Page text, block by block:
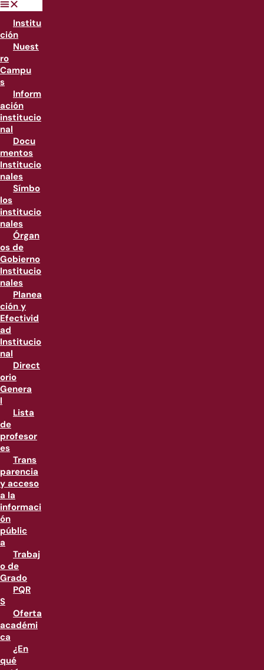
Institu
ción
Nuest
ro
Campu
s
Inform
ación
institucio
nal
Docu
mentos
Institucio
nales
Símbo
los
institucio
nales
Órgan
os de
Gobierno
Institucio
nales
Planea
ción y
Efectivid
ad
Institucio
nal
Direct
orio
Genera
l
Lista
de
profesor
es
Trans
parencia
y acceso
a la
informaci
ón
públic
a
Trabaj
o de
Grado
PQR
S
Oferta
académi
ca
¿En
qué